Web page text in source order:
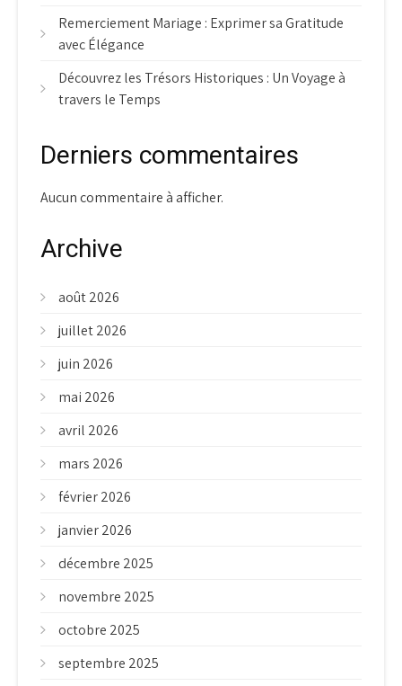
Remerciement Mariage : Exprimer sa Gratitude
avec Élégance
Découvrez les Trésors Historiques : Un Voyage à
travers le Temps
Derniers commentaires
Aucun commentaire à afficher.
Archive
août 2026
juillet 2026
juin 2026
mai 2026
avril 2026
mars 2026
février 2026
janvier 2026
décembre 2025
novembre 2025
octobre 2025
septembre 2025